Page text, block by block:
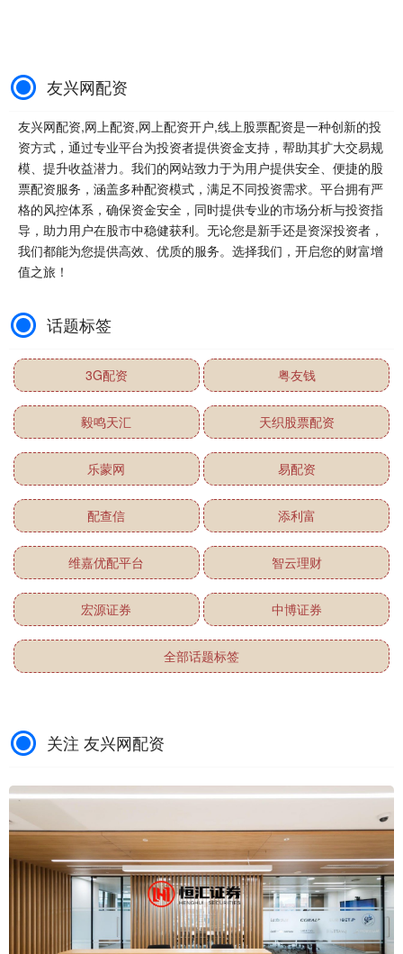
友兴网配资
友兴网配资,网上配资,网上配资开户,线上股票配资是一种创新的投
资方式，通过专业平台为投资者提供资金支持，帮助其扩大交易规
模、提升收益潜力。我们的网站致力于为用户提供安全、便捷的股
票配资服务，涵盖多种配资模式，满足不同投资需求。平台拥有严
格的风控体系，确保资金安全，同时提供专业的市场分析与投资指
导，助力用户在股市中稳健获利。无论您是新手还是资深投资者，
我们都能为您提供高效、优质的服务。选择我们，开启您的财富增
值之旅！
话题标签
3G配资 粤友钱
毅鸣天汇 天织股票配资
乐蒙网 易配资
配查信 添利富
维嘉优配平台 智云理财
宏源证券 中博证券
全部话题标签
关注 友兴网配资